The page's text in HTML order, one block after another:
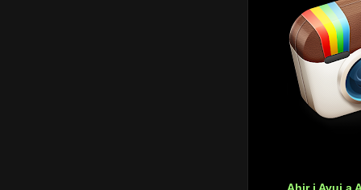
Ahir i Avui a